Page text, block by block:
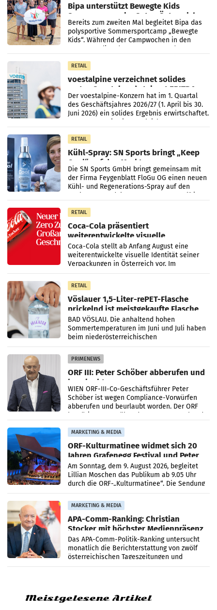
Bipa unterstützt Bewegte Kids
Sommercamps im Osten Österreichs
Bereits zum zweiten Mal begleitet Bipa das
polysportive Sommersportcamp „Bewegte
Kids“. Während der Campwochen in den
Monaten Juli und August versorgt das
RETAIL
voestalpine verzeichnet solides
erstes Quartal und steigert EBITDA
Der voestalpine-Konzern hat im 1. Quartal
des Geschäftsjahres 2026/27 (1. April bis 30.
Juni 2026) ein solides Ergebnis erwirtschaftet.
Der Umsatz stieg im Vergleich zur
RETAIL
Kühl-Spray: SN Sports bringt „Keep
Cool“ auf den Markt
Die SN Sports GmbH bringt gemeinsam mit
der Firma Feygenblatt FloGu OG einen neuen
Kühl- und Regenerations-Spray auf den
Markt. Das Produkt namens „Keep Cool“ ist zu
RETAIL
Coca-Cola präsentiert
weiterentwickelte visuelle
Markenidentität
Coca-Cola stellt ab Anfang August eine
weiterentwickelte visuelle Identität seiner
Verpackungen in Österreich vor. Im
Mittelpunkt des Redesigns stehen zentrale
Gestaltungselemente
RETAIL
Vöslauer 1,5-Liter-rePET-Flasche
prickelnd ist meistgekaufte Flasche
Österreichs
BAD VÖSLAU. Die anhaltend hohen
Sommertemperaturen im Juni und Juli haben
beim niederösterreichischen
Getränkehersteller Vöslauer zu deutlichen
Absatzzuwächsen geführt. Während
PRIMENEWS
ORF III: Peter Schöber abberufen und
beurlaubt
WIEN ORF-III-Co-Geschäftsführer Peter
Schöber ist wegen Compliance-Vorwürfen
abberufen und beurlaubt worden. Der ORF
bestätigte gegenüber der APA entsprechende
MARKETING & MEDIA
ORF-Kulturmatinee widmet sich 20
Jahren Grafenegg Festival und Peter
Simonischek
Am Sonntag, dem 9. August 2026, begleitet
Lillian Moschen das Publikum ab 9.05 Uhr
durch die ORF-„Kulturmatinee“. Die Sendung
startet mit der Dokumentation „20 Jahre
Grafenegg
MARKETING & MEDIA
APA-Comm-Ranking: Christian
Stocker mit höchster Medienpräsenz
im Juli
Das APA-Comm-Politik-Ranking untersucht
monatlich die Berichterstattung von zwölf
österreichischen Tageszeitungen und
analysiert, welche Politikerinnen und
Meistgelesene Artikel